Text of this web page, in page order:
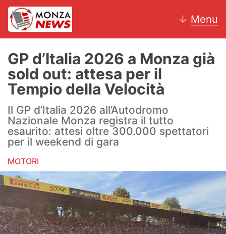
↓ Menu
News
AC Monza
Calcio
Motori
Volley
Hockey
Altri sport
GP d’Italia 2026 a Monza già
sold out: attesa per il
Tempio della Velocità
Il GP d’Italia 2026 all’Autodromo
Nazionale Monza registra il tutto
esaurito: attesi oltre 300.000 spettatori
per il weekend di gara
MOTORI